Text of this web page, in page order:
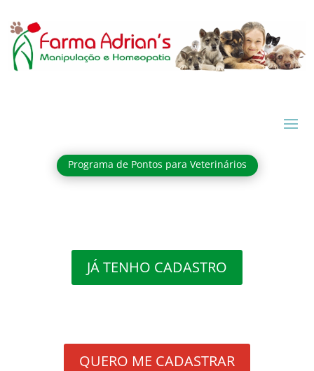
Programa de Pontos para Veterinários
VETERINÁRIOS
JÁ TENHO CADASTRO
QUERO ME CADASTRAR